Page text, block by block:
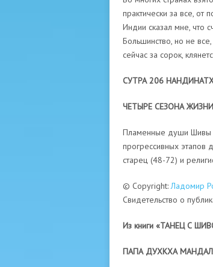
практически за все, от
Индии сказал мне, что
Большинство, но не
сейчас за сорок,
СУТРА 206
ЧЕТЫРЕ СЕЗОНА ЖИЗНИ
Пламенные души Шивы
прогрессивных этапов
старец (48-72) и
© Copyright:Ладомир
Свидетельство о
Из книги «ТАНЕЦ С
ПАПА ДУХКХА